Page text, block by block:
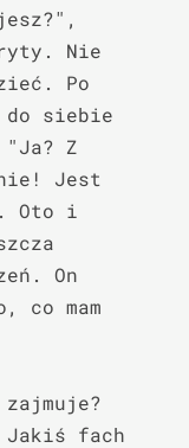
Nie
Po
do siebie
Z
Jest
Oto i
On
co mam
Jakiś fach